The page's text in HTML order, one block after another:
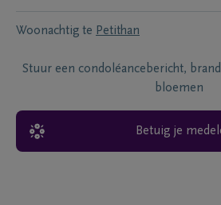
Woonachtig te Petithan
Stuur een condoléancebericht,
bloemen
Betuig je